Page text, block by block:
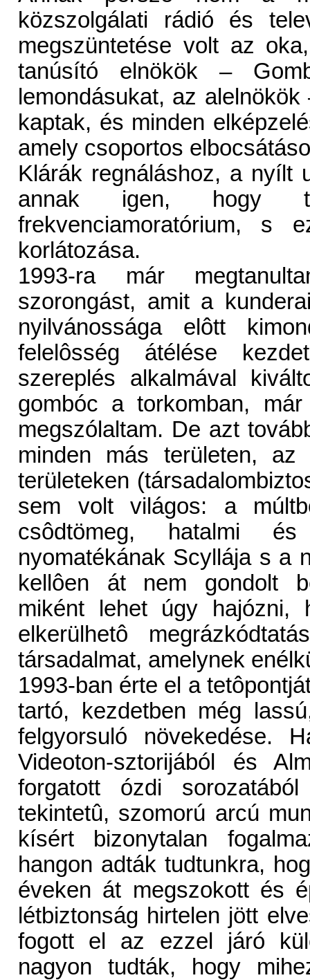
közszolgálati rádió és
megszüntetése volt az
tanúsító elnökök –
lemondásukat, az
kaptak, és minden
amely csoportos
Klárák regnáláshoz, a nyílt
annak igen, hogy
frekvenciamoratórium, s
korlátozása.
1993-ra már
szorongást, amit a
nyilvánossága elôtt
felelôsség átélése
szereplés alkalmával
gombóc a torkomban,
megszólaltam. De azt
minden más területen, az
területeken
sem volt világos: a
csôdtömeg, hatalmi és
nyomatékának Scyllája s a
kellôen át nem gondolt
miként lehet úgy hajózni,
elkerülhetô
társadalmat, amelynek
1993-ban érte el a
tartó, kezdetben még
felgyorsuló növekedése.
Videoton-sztorijából és
forgatott ózdi
tekintetû, szomorú arcú
kísért bizonytalan
hangon adták tudtunkra,
éveken át megszokott és
létbiztonság hirtelen jött
fogott el az ezzel járó
nagyon tudták, hogy